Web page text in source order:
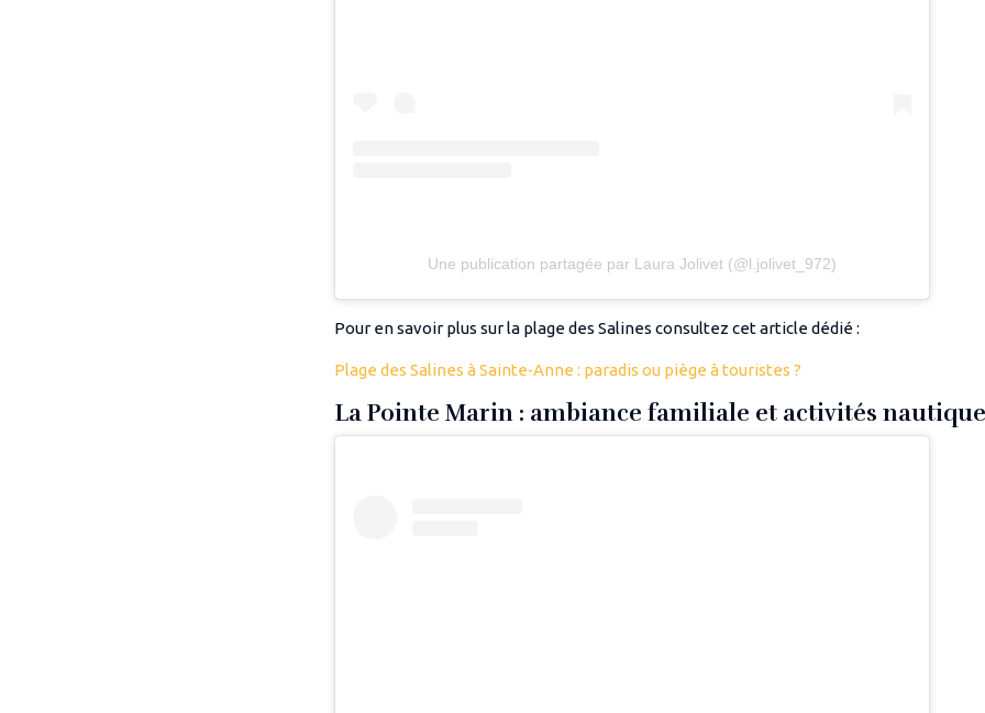
Une publication partagée par Laura Jolivet (@l.jolivet_972)
Pour en savoir plus sur la plage des Salines consultez cet article dédié :
Plage des Salines à Sainte‑Anne : paradis ou piège à touristes ?
La Pointe Marin : ambiance familiale et activités